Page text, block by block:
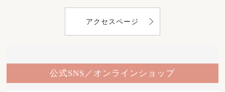
アクセスページ
公式SNS／オンラインショップ